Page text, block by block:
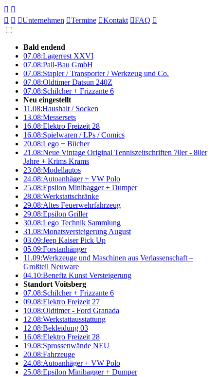
 
  Unternehmen Termine Kontakt FAQ 
Bald endend
07.08:Lagerrest XXVI
07.08:Pall-Bau GmbH
07.08:Stapler / Transporter / Werkzeug und Co.
07.08:Oldtimer Datsun 240Z
07.08:Schilcher + Frizzante 6
Neu eingestellt
11.08:Haushalt / Socken
13.08:Messersets
16.08:Elektro Freizeit 28
16.08:Spielwaren / LPs / Comics
20.08:Lego + Bücher
21.08:Neue Vintage Original Tenniszeitschriften 70er - 80er
Jahre + Krims Krams
23.08:Modellautos
24.08:Autoanhäger + VW Polo
25.08:Epsilon Minibagger + Dumper
28.08:Werkstattschränke
29.08:Altes Feuerwehrfahrzeug
29.08:Epsilon Griller
30.08:Lego Technik Sammlung
31.08:Monatsversteigerung August
03.09:Jeep Kaiser Pick Up
05.09:Forstanhänger
11.09:Werkzeuge und Maschinen aus Verlassenschaft –
Großteil Neuware
04.10:Benefiz Kunst Versteigerung
Standort Voitsberg
07.08:Schilcher + Frizzante 6
09.08:Elektro Freizeit 27
10.08:Oldtimer - Ford Granada
12.08:Werkstattausstattung
12.08:Bekleidung 03
16.08:Elektro Freizeit 28
19.08:Sprossenwände NEU
20.08:Fahrzeuge
24.08:Autoanhäger + VW Polo
25.08:Epsilon Minibagger + Dumper